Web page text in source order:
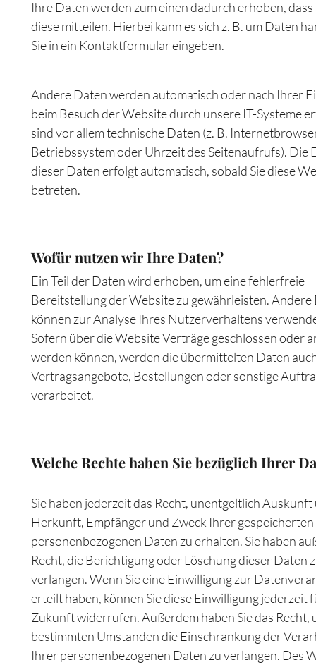
Ihre Daten werden zum einen dadurch erhoben, dass
diese mitteilen. Hierbei kann es sich z. B. um Daten
Sie in ein Kontaktformular eingeben.
Andere Daten werden automatisch oder nach Ihrer
beim Besuch der Website durch unsere IT-Systeme
sind vor allem technische Daten (z. B.
Betriebssystem oder Uhrzeit des Seitenaufrufs). Die
dieser Daten erfolgt automatisch, sobald Sie diese
betreten.
Wofür nutzen wir Ihre Daten?
Ein Teil der Daten wird erhoben, um eine fehlerfreie
Bereitstellung der Website zu gewährleisten. Andere
können zur Analyse Ihres Nutzerverhaltens
Sofern über die Website Verträge geschlossen oder
werden können, werden die übermittelten Daten
Vertragsangebote, Bestellungen oder sonstige
verarbeitet.
Welche Rechte haben Sie bezüglich Ihrer
Sie haben jederzeit das Recht, unentgeltlich Auskunft
Herkunft, Empfänger und Zweck Ihrer gespeicherten
personenbezogenen Daten zu erhalten. Sie haben
Recht, die Berichtigung oder Löschung dieser Daten
verlangen. Wenn Sie eine Einwilligung zur
erteilt haben, können Sie diese Einwilligung jederzeit
Zukunft widerrufen. Außerdem haben Sie das Recht,
bestimmten Umständen die Einschränkung der
Ihrer personenbezogenen Daten zu verlangen. Des